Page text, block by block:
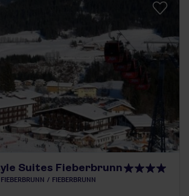
Suites Fieberbrunn
FIEBERBRUNN FIEBERBRUNN